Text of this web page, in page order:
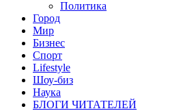
Политика
Город
Мир
Бизнес
Спорт
Lifestyle
Шоу-биз
Наука
БЛОГИ ЧИТАТЕЛЕЙ